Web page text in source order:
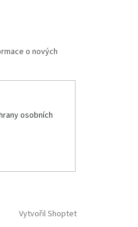
o nových
osobních
Vytvořil Shoptet